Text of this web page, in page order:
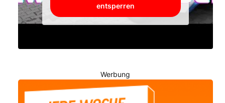
entsperren
Werbung